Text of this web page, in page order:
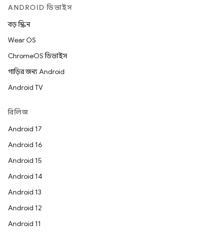
ANDROID ডিভাইস
বড় স্ক্রিন
Wear OS
ChromeOS ডিভাইস
গাড়ির জন্য Android
Android TV
রিলিজ
Android 17
Android 16
Android 15
Android 14
Android 13
Android 12
Android 11